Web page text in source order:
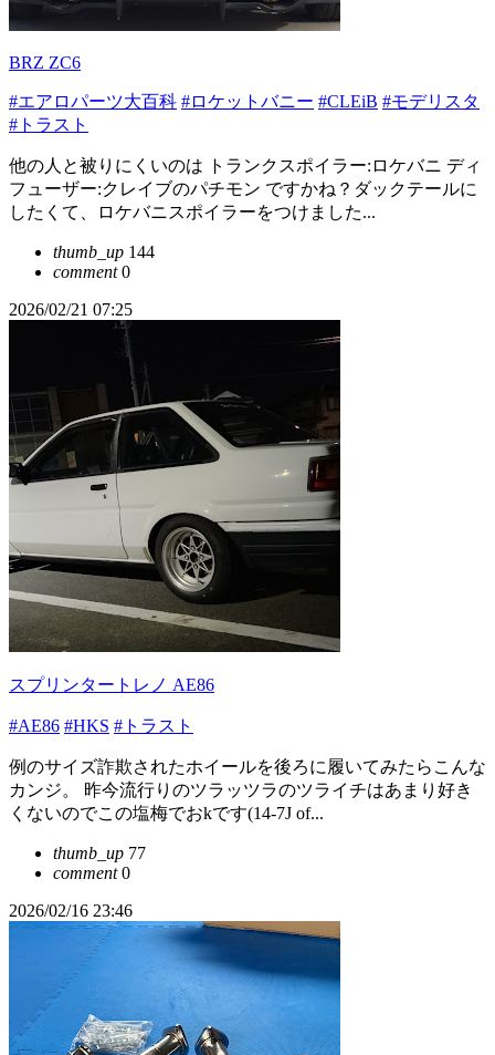
BRZ ZC6
#エアロパーツ大百科 #ロケットバニー #CLEiB #モデリスタ
#トラスト
他の人と被りにくいのは トランクスポイラー:ロケバニ ディ
フューザー:クレイブのパチモン ですかね？ダックテールに
したくて、ロケバニスポイラーをつけました...
thumb_up 144
comment0
2026/02/21 07:25
スプリンタートレノ AE86
#AE86 #HKS #トラスト
例のサイズ詐欺されたホイールを後ろに履いてみたらこんな
カンジ。 昨今流行りのツラッツラのツライチはあまり好き
くないのでこの塩梅でおkです(14-7J of...
thumb_up 77
comment0
2026/02/16 23:46